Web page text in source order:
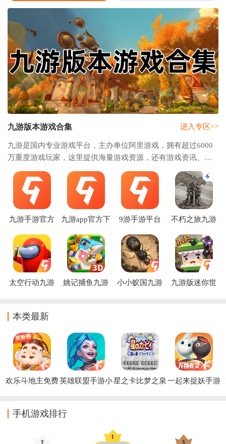
九游版本游戏合集
九游是国内专业游戏平台，主办单位阿里游戏，拥有超过6000
万重度游戏玩家，这里提供海量游戏资源，还有游戏资讯、游
戏礼包等服务，为广大游戏玩家提供超多独家游戏资讯，是广
大游戏玩家备受欢迎的平台，本站整理多款
进入专区>>
九游手游官方
九游app官方下
9游手游平台
不朽之旅九游
太空行动九游
姚记捕鱼九游
小小蚁国九游
九游版迷你世
本类最新
欢乐斗地主免费英雄联盟手游小星之卡比梦之泉 一起来捉妖手游
手机游戏排行